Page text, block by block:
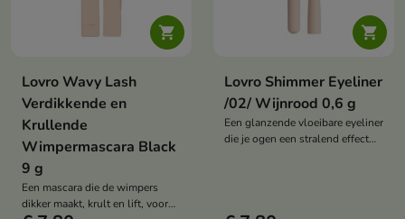

Lovro Wavy Lash
Verdikkende en
Krullende
Wimpermascara Black
9 g
Een mascara die de wimpers
dikker maakt, krult en lift, voor

Lovro Shimmer Eyeliner
/02/ Wijnrood 0,6 g
Een glanzende vloeibare eyeliner
die je ogen een stralend effect